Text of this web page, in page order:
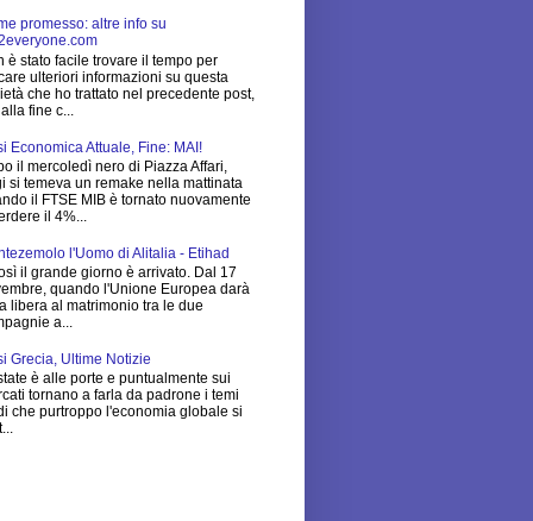
promesso: altre info su
è stato facile trovare il tempo per
ulteriori informazioni su questa
che ho trattato nel precedente post,
fine c...
Economica Attuale, Fine: MAI!
il mercoledì nero di Piazza Affari,
si temeva un remake nella mattinata
il FTSE MIB è tornato nuovamente
il 4%...
l'Uomo di Alitalia - Etihad
il grande giorno è arrivato. Dal 17
quando l'Unione Europea darà
libera al matrimonio tra le due
a...
Grecia, Ultime Notizie
è alle porte e puntualmente sui
tornano a farla da padrone i temi
che purtroppo l'economia globale si